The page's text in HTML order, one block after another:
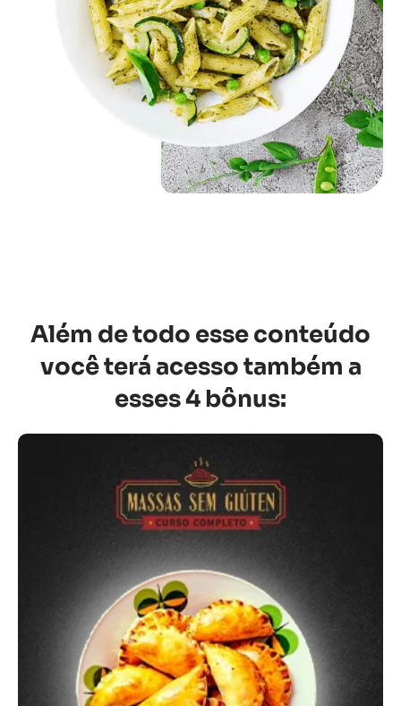
Além de todo esse conteúdo
você terá acesso também a
esses 4 bônus: